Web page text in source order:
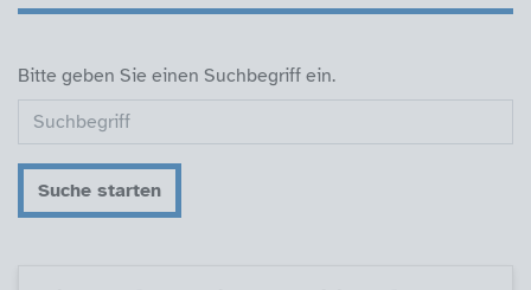
Bitte geben Sie einen Suchbegriff ein.
Suche starten